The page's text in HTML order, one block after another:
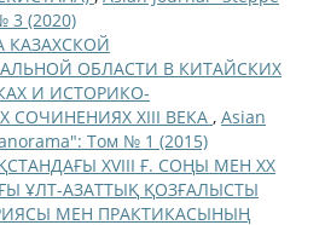
3 (2020)
КАЗАХСКОЙ
ОБЛАСТИ В КИТАЙСКИХ
И ИСТОРИКО-
СОЧИНЕНИЯХ XIII ВЕКА , Asian
Том № 1 (2015)
XVIII Ғ. СОҢЫ МЕН XX
ҰЛТ-АЗАТТЫҚ ҚОЗҒАЛЫСТЫ
МЕН ПРАКТИКАСЫНЫҢ